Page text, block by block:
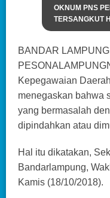
OKNUM PNS
TERSANGKUT
BANDAR
Kepegawaian
menegaskan bahwa
yang bermasalah
dipindahkan atau
Hal itu dikatakan,
Bandarlampung,
Kamis (18/10/2018).